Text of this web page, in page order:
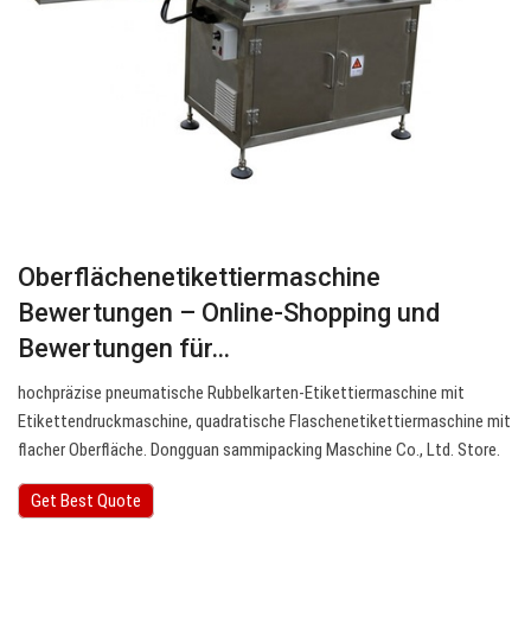
Oberflächenetikettiermaschine
Bewertungen – Online-Shopping und
Bewertungen für…
hochpräzise pneumatische Rubbelkarten-Etikettiermaschine mit
Etikettendruckmaschine, quadratische Flaschenetikettiermaschine mit
flacher Oberfläche. Dongguan sammipacking Maschine Co., Ltd. Store.
Get Best Quote